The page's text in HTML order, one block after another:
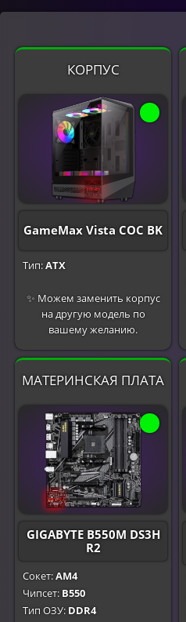
КОРПУС
GameMax Vista COC BK
Тип:ATX
✨ Можем заменить корпус
на другую модель по
вашему желанию.
МАТЕРИНСКАЯ ПЛАТА
GIGABYTE B550M DS3H
R2
Сокет:AM4
Чипсет: B550
Тип ОЗУ: DDR4